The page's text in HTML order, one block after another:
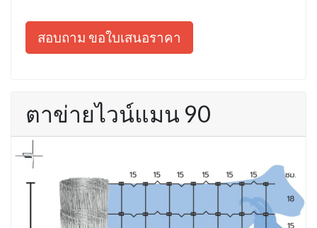
สอบถาม ขอใบเสนอราคา
ตาข่ายไวน์แมน 90